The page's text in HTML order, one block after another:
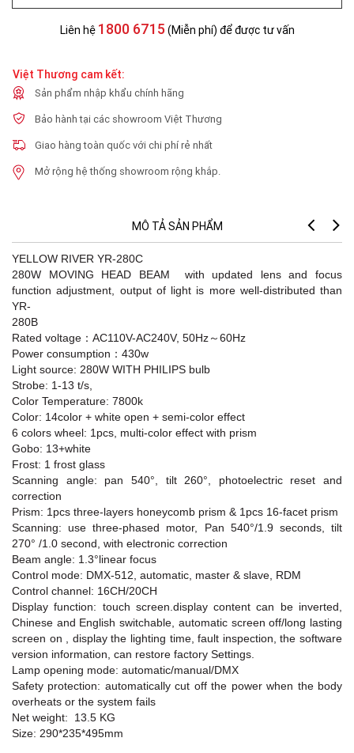
Liên hệ 1800 6715 (Miễn phí) để được tư vấn
Việt Thương cam kết:
Sản phẩm nhập khẩu chính hãng
Bảo hành tại các showroom Việt Thương
Giao hàng toàn quốc với chi phí rẻ nhất
Mở rộng hệ thống showroom rộng khắp.
MÔ TẢ SẢN PHẨM
YELLOW RIVER YR-280C
280W MOVING HEAD BEAM with updated lens and focus
function adjustment, output of light is more well-distributed than
YR-
Rated voltage：AC110V-AC240V, 50Hz～60Hz
Power consumption：430w
Light source: 280W WITH PHILIPS bulb
Strobe: 1-13 t/s,
Color Temperature: 7800k
Color: 14color + white open + semi-color effect
6 colors wheel: 1pcs, multi-color effect with prism
Gobo: 13+white
Frost: 1 frost glass
Scanning angle: pan 540°, tilt 260°, photoelectric reset and
correction
Prism: 1pcs three-layers honeycomb prism & 1pcs 16-facet prism
Scanning: use three-phased motor, Pan 540°/1.9 seconds, tilt
270° /1.0 second, with electronic correction
Beam angle: 1.3°linear focus
Control mode: DMX-512, automatic, master & slave, RDM
Control channel: 16CH/20CH
Display function: touch screen.display content can be inverted,
Chinese and English switchable, automatic screen off/long lasting
screen on , display the lighting time, fault inspection, the software
version information, can restore factory Settings.
Lamp opening mode: automatic/manual/DMX
Safety protection: automatically cut off the power when the body
overheats or the system fails
Net weight: 13.5 KG
Size: 290*235*495mm